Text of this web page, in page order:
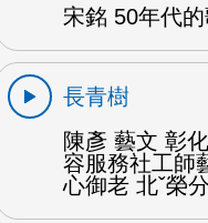
宋銘 50年代
長青樹
陳彥 藝文 彰
容服務社工師
心御老 北ˇ榮